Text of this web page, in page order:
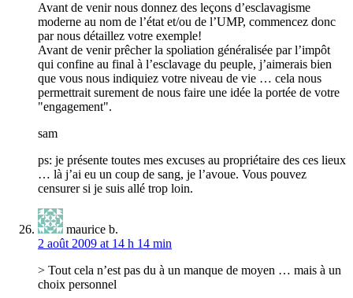
Avant de venir nous donnez des leçons d’esclavagisme
moderne au nom de l’état et/ou de l’UMP, commencez donc
par nous détaillez votre exemple!
Avant de venir prêcher la spoliation généralisée par l’impôt
qui confine au final à l’esclavage du peuple, j’aimerais bien
que vous nous indiquiez votre niveau de vie … cela nous
permettrait surement de nous faire une idée la portée de votre
"engagement".
sam
ps: je présente toutes mes excuses au propriétaire des ces lieux
… là j’ai eu un coup de sang, je l’avoue. Vous pouvez
censurer si je suis allé trop loin.
maurice b.
2 août 2009 at 14 h 14 min
> Tout cela n’est pas du à un manque de moyen … mais à un
choix personnel